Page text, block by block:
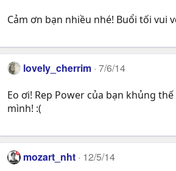
Cảm ơn bạn nhiều nhé! Buổi tối vui
lovely_cherrim 7/6/14
Eo ơi! Rep Power của bạn khủng
mình! :(
mozart_nht 12/5/14